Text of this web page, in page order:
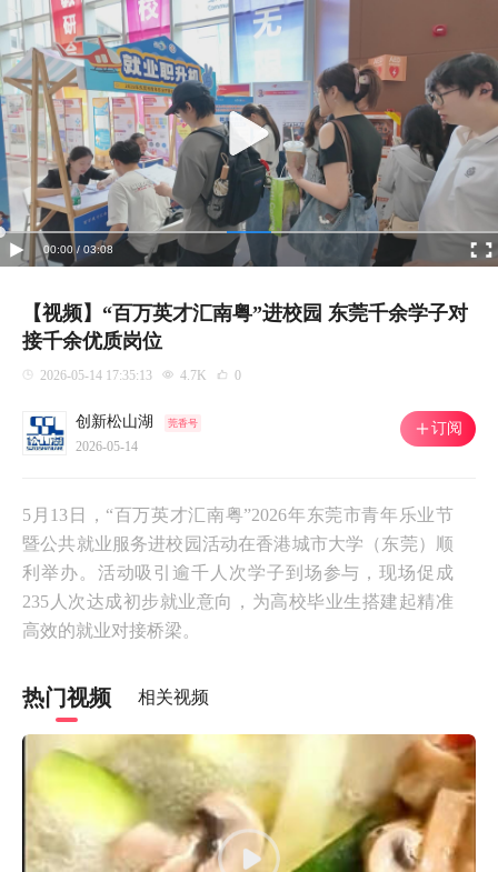
00:00 / 03:08
【视频】“百万英才汇南粤”进校园 东莞千余学子对
接千余优质岗位
2026-05-14 17:35:13 4.7K 0
创新松山湖 莞香号
2026-05-14
订阅
5月13日，“百万英才汇南粤”2026年东莞市青年乐业节
暨公共就业服务进校园活动在香港城市大学（东莞）顺
利举办。活动吸引逾千人次学子到场参与，现场促成
235人次达成初步就业意向，为高校毕业生搭建起精准
高效的就业对接桥梁。
热门视频 相关视频